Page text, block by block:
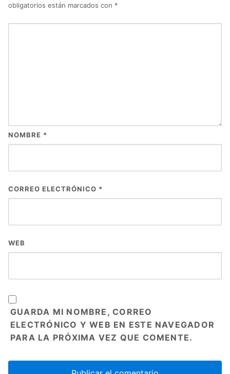
obligatorios están marcados con *
NOMBRE *
CORREO ELECTRÓNICO *
WEB
GUARDA MI NOMBRE, CORREO
ELECTRÓNICO Y WEB EN ESTE NAVEGADOR
PARA LA PRÓXIMA VEZ QUE COMENTE.